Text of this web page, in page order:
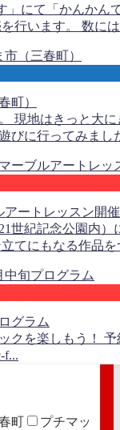
」にて「かんかん
行います。 数に
町）
現地はきっと大
びに行ってみまし
ートレッスン開催
世紀記念公園内）
てにもなる作品を
グラム
クを楽しもう！
f...
町
プチマッ